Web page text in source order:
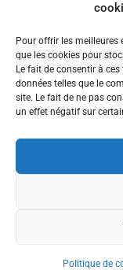
Pour offrir les meilleures
que les cookies pour
Le fait de consentir à
données telles que le
site. Le fait de ne pas
un effet négatif sur
Politique de
Mairie de Condrieu |
Thierry Caizes